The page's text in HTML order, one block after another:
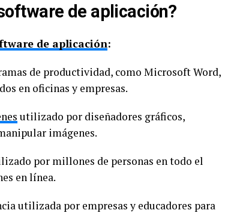
de aplicación?
de aplicación:
de productividad, como Microsoft Word,
en oficinas y empresas.
utilizado por diseñadores gráficos,
imágenes.
por millones de personas en todo el
en línea.
utilizada por empresas y educadores para